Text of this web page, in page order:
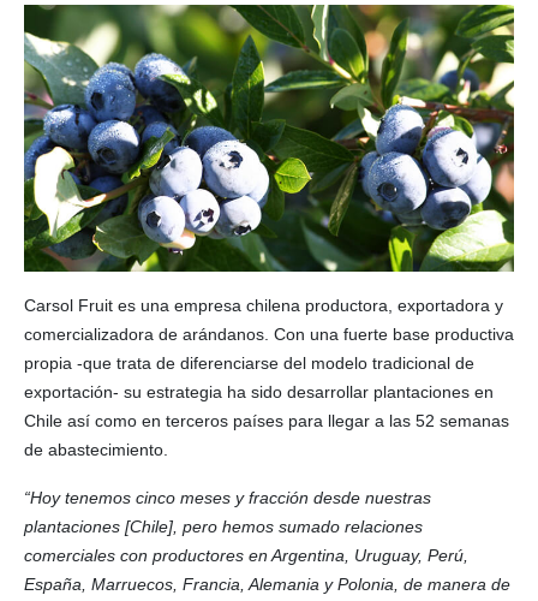
Carsol Fruit es una empresa chilena productora, exportadora y
comercializadora de arándanos. Con una fuerte base productiva
propia -que trata de diferenciarse del modelo tradicional de
exportación- su estrategia ha sido desarrollar plantaciones en
Chile así como en terceros países para llegar a las 52 semanas
de abastecimiento.
“Hoy tenemos cinco meses y fracción desde nuestras
plantaciones [Chile], pero hemos sumado relaciones
comerciales con productores en Argentina, Uruguay, Perú,
España, Marruecos, Francia, Alemania y Polonia, de manera de